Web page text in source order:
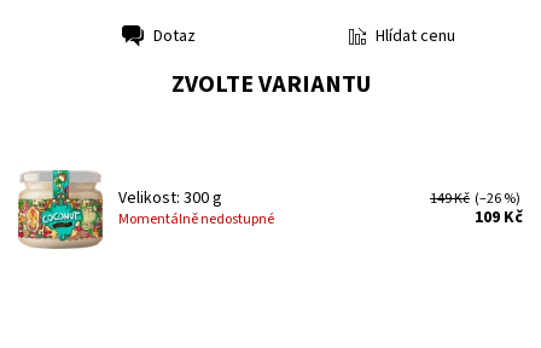
Dotaz Hlídat cenu
ZVOLTE VARIANTU
Velikost: 300 g
Momentálně nedostupné
149 Kč (–26 %)
109 Kč